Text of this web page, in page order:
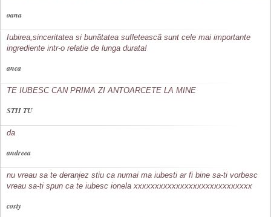
oana
Iubirea,sinceritatea si bunãtatea sufleteascã sunt cele mai importante
ingrediente intr-o relatie de lunga durata!
anca
TE IUBESC CAN PRIMA ZI ANTOARCETE LA MINE
STII TU
da
andreea
nu vreau sa te deranjez stiu ca numai ma iubesti ar fi bine sa-ti vorbesc
vreau sa-ti spun ca te iubesc ionela xxxxxxxxxxxxxxxxxxxxxxxxxxxx
costy